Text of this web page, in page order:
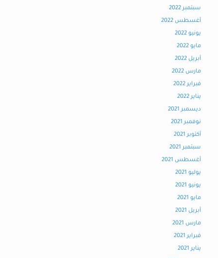
سبتمبر 2022
أغسطس 2022
يونيو 2022
مايو 2022
أبريل 2022
مارس 2022
فبراير 2022
يناير 2022
ديسمبر 2021
نوفمبر 2021
أكتوبر 2021
سبتمبر 2021
أغسطس 2021
يوليو 2021
يونيو 2021
مايو 2021
أبريل 2021
مارس 2021
فبراير 2021
يناير 2021